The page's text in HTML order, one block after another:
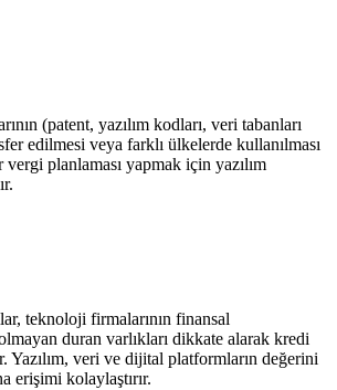
(patent, yazılım kodları, veri tabanları
edilmesi veya farklı ülkelerde kullanılması
planlaması yapmak için yazılım
teknoloji firmalarının finansal
duran varlıkları dikkate alarak kredi
Yazılım, veri ve dijital platformların değerini
erişimi kolaylaştırır.